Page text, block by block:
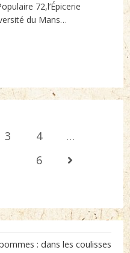
72,l’Épicerie
du Mans…
3 4
…
6
Go to the next
: dans les coulisses